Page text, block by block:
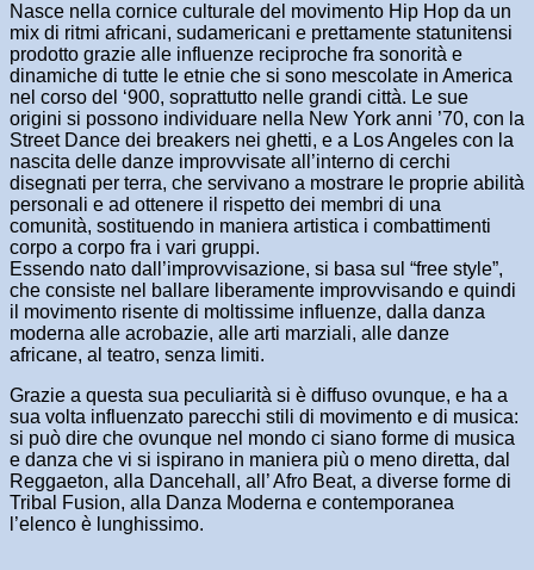
Nasce nella cornice culturale del movimento Hip Hop da un
mix di ritmi africani, sudamericani e prettamente statunitensi
prodotto grazie alle influenze reciproche fra sonorità e
dinamiche di tutte le etnie che si sono mescolate in America
nel corso del ‘900, soprattutto nelle grandi città. Le sue
origini si possono individuare nella New York anni ’70, con la
Street Dance dei breakers nei ghetti, e a Los Angeles con la
nascita delle danze improvvisate all’interno di cerchi
disegnati per terra, che servivano a mostrare le proprie abilità
personali e ad ottenere il rispetto dei membri di una
comunità, sostituendo in maniera artistica i combattimenti
corpo a corpo fra i vari gruppi.
Essendo nato dall’improvvisazione, si basa sul “free style”,
che consiste nel ballare liberamente improvvisando e quindi
il movimento risente di moltissime influenze, dalla danza
moderna alle acrobazie, alle arti marziali, alle danze
africane, al teatro, senza limiti.
Grazie a questa sua peculiarità si è diffuso ovunque, e ha a
sua volta influenzato parecchi stili di movimento e di musica:
si può dire che ovunque nel mondo ci siano forme di musica
e danza che vi si ispirano in maniera più o meno diretta, dal
Reggaeton, alla Dancehall, all’ Afro Beat, a diverse forme di
Tribal Fusion, alla Danza Moderna e contemporanea
l’elenco è lunghissimo.